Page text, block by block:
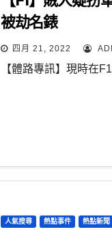
被劫名錶
四月 21, 2022
【體路專訊】現時在
人氣搜尋 熱點事件 熱點新聞